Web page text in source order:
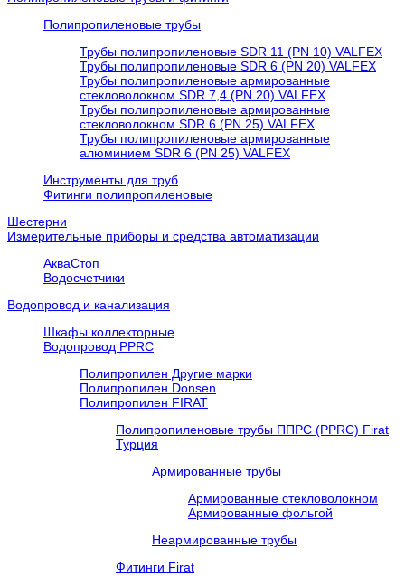
Полипропиленовые трубы
Трубы полипропиленовые SDR 11 (PN 10) VALFEX
Трубы полипропиленовые SDR 6 (PN 20) VALFEX
Трубы полипропиленовые армированные
стекловолокном SDR 7,4 (PN 20) VALFEX
Трубы полипропиленовые армированные
стекловолокном SDR 6 (PN 25) VALFEX
Трубы полипропиленовые армированные
алюминием SDR 6 (PN 25) VALFEX
Инструменты для труб
Фитинги полипропиленовые
Шестерни
Измерительные приборы и средства автоматизации
АкваСтоп
Водосчетчики
Водопровод и канализация
Шкафы коллекторные
Водопровод PPRC
Полипропилен Другие марки
Полипропилен Donsen
Полипропилен FIRAT
Полипропиленовые трубы ППРС (PPRC) Firat
Турция
Армированные трубы
Армированные стекловолокном
Армированные фольгой
Неармированные трубы
Фитинги Firat